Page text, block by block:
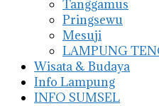
Tanggamus
Pringsewu
Mesuji
LAMPUNG
Wisata & Budaya
Info Lampung
INFO SUMSEL